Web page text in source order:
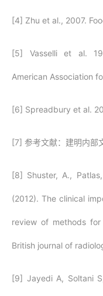
[4] Zhu et al., 2007.
[5] Vasselli et al.
American Association
[6] Spreadbury et al.
[7] 参考文献：建明内部
[8] Shuster, A.,
(2012). The clinical
review of methods
British journal of
[9] Jayedi A, Soltani